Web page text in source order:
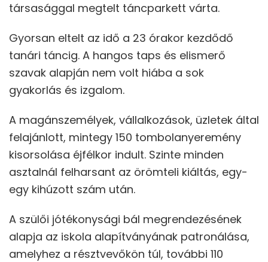
társasággal megtelt táncparkett várta.
Gyorsan eltelt az idő a 23 órakor kezdődő
tanári táncig. A hangos taps és elismerő
szavak alapján nem volt hiába a sok
gyakorlás és izgalom.
A magánszemélyek, vállalkozások, üzletek által
felajánlott, mintegy 150 tombolanyeremény
kisorsolása éjfélkor indult. Szinte minden
asztalnál felharsant az örömteli kiáltás, egy-
egy kihúzott szám után.
A szülői jótékonysági bál megrendezésének
alapja az iskola alapítványának patronálása,
amelyhez a résztvevőkön túl, további 110